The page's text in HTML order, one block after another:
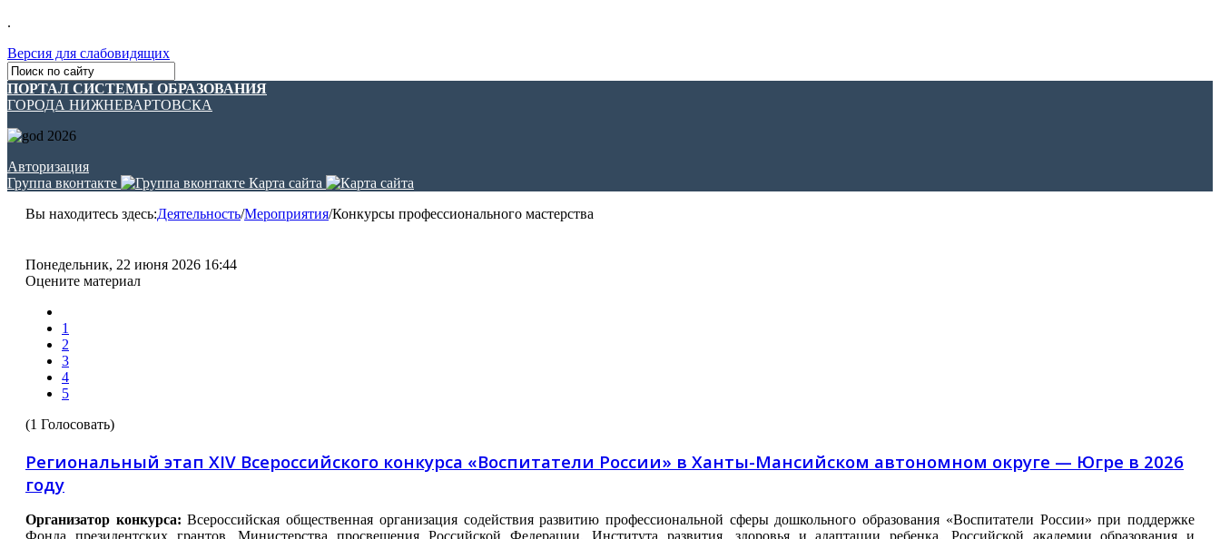
.
Версия для слабовидящих
ПОРТАЛ СИСТЕМЫ ОБРАЗОВАНИЯ
ГОРОДА НИЖНЕВАРТОВСКА
Авторизация
Группа вконтакте
Карта сайта
Вы находитесь здесь:Деятельность/Мероприятия/Конкурсы профессионального мастерства
Понедельник, 22 июня 2026 16:44
Оцените материал
1
2
3
4
5
(1 Голосовать)
Региональный этап XIV Всероссийского конкурса «Воспитатели России» в Ханты-Мансийском автономном округе — Югре в 2026
году
Организатор конкурса:Всероссийская общественная организация содействия развитию профессиональной сферы дошкольного образования «Воспитатели России» при поддержке